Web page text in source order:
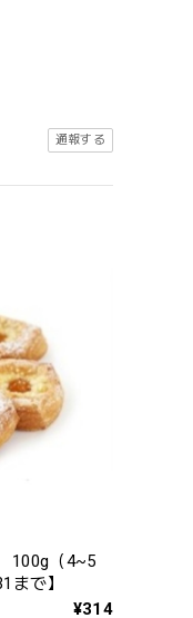
通報する
100g（4~5
まで】
¥314